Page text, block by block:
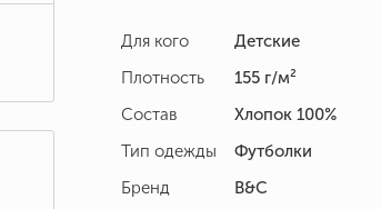
Для кого
Детские
Плотность
155 г/м²
Состав
Хлопок 100%
Тип одежды
Футболки
Бренд
B&C